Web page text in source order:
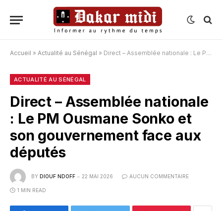
Accueil » Actualité au Sénégal » Direct – Assemblée nationale : Le PM Ousmane Sonko et son gouvernement face aux députés
ACTUALITÉ AU SÉNÉGAL
Direct – Assemblée nationale
: Le PM Ousmane Sonko et
son gouvernement face aux
députés
BY DIOUF NDOFF 22 MAI 2026 AUCUN COMMENTAIRE
1 MIN READ